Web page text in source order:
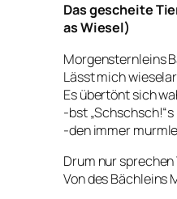
Das gescheite
as Wiesel)
Morgensternleins
Lässt mich
Es übertönt sich
-bst
-den immer
Drum nur
Von des Bächleins